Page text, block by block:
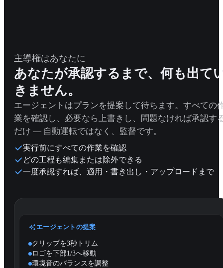
主導権はあなたに
あなたが承認するまで、何も出て
きません。
エージェントはプランを提案して待ちます。すべての
業を確認し、必要なら上書きし、問題なければ承認す
だけ — 自動運転ではなく、監督です。
実行前にすべての作業を確認
どの工程も編集または除外できる
一度承認すれば、適用・書き出し・アップロードまで
エージェントの提案
クリップを3秒トリム
ロゴを下部1/3へ移動
環境音のバランスを調整